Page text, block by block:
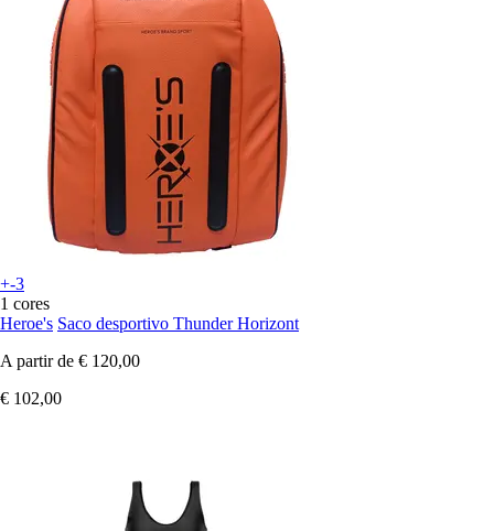
+-3
1 cores
Heroe's Saco desportivo Thunder Horizont
A partir de € 120,00
€ 102,00